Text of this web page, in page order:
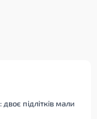
підлітків мали